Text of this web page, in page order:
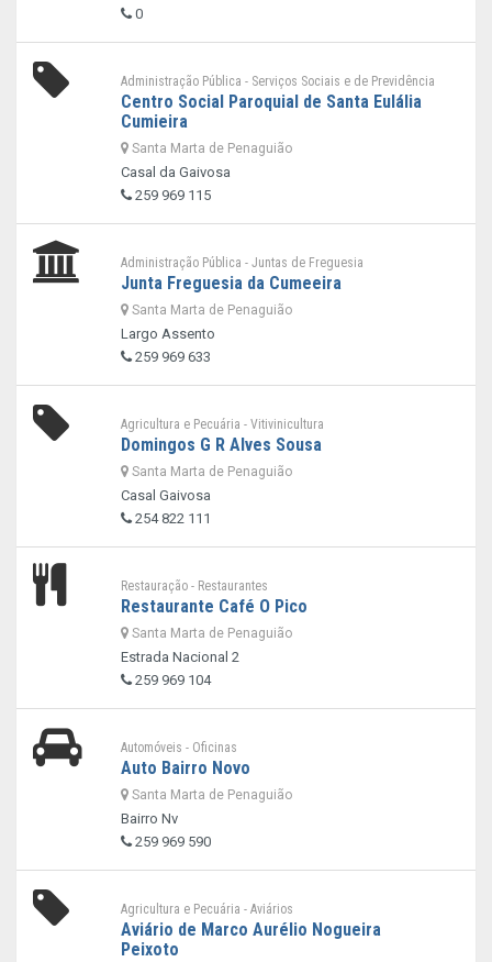
0
Administração Pública - Serviços Sociais e de Previdência
Centro Social Paroquial de Santa Eulália
Cumieira
Santa Marta de Penaguião
Casal da Gaivosa
259 969 115
Administração Pública - Juntas de Freguesia
Junta Freguesia da Cumeeira
Santa Marta de Penaguião
Largo Assento
259 969 633
Agricultura e Pecuária - Vitivinicultura
Domingos G R Alves Sousa
Santa Marta de Penaguião
Casal Gaivosa
254 822 111
Restauração - Restaurantes
Restaurante Café O Pico
Santa Marta de Penaguião
Estrada Nacional 2
259 969 104
Automóveis - Oficinas
Auto Bairro Novo
Santa Marta de Penaguião
Bairro Nv
259 969 590
Agricultura e Pecuária - Aviários
Aviário de Marco Aurélio Nogueira
Peixoto